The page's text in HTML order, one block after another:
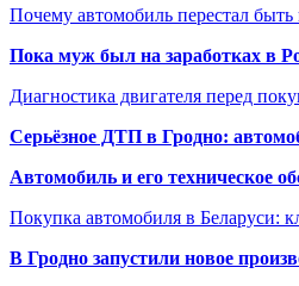
Почему автомобиль перестал быть
Пока муж был на заработках в
Диагностика двигателя перед
Серьёзное ДТП в Гродно:
Автомобиль и его техническое
Покупка автомобиля в Беларуси:
В Гродно запустили новое